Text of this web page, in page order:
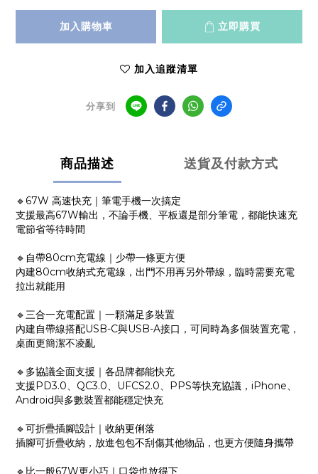
加入購物車 立即購買
加入追蹤清單
分享到
商品描述 送貨及付款方式
🔹67W 高速快充｜筆電手機一次搞定
支援最高67W輸出，不論手機、平板還是部分筆電，都能快速充
電節省等待時間
🔹自帶80cm充電線｜少帶一條更方便
內建80cm收納式充電線，出門不用再另外帶線，臨時需要充電
拉出就能用
🔹三合一充電配置｜一顆滿足多裝置
內建自帶線搭配USB-C與USB-A接口，可同時為多個裝置充電，
桌面更簡潔不凌亂
🔹多協議全面支援｜各品牌都能快充
支援PD3.0、QC3.0、UFCS2.0、PPS等快充協議，iPhone、
Android與多數裝置都能穩定快充
🔹可折疊插腳設計｜收納更俐落
插腳可折疊收納，放進包包不刮傷其他物品，也更方便隨身攜帶
🔹比一般67W更小巧｜口袋也放得下